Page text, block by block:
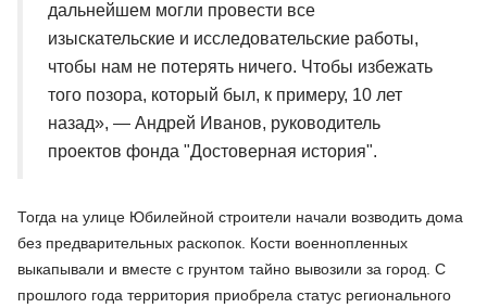
дальнейшем могли провести все
изыскательские и исследовательские работы,
чтобы нам не потерять ничего. Чтобы избежать
того позора, который был, к примеру, 10 лет
назад», — Андрей Иванов, руководитель
проектов фонда "Достоверная история".
Тогда на улице Юбилейной строители начали возводить дома
без предварительных раскопок. Кости военнопленных
выкапывали и вместе с грунтом тайно вывозили за город. С
прошлого года территория приобрела статус регионального